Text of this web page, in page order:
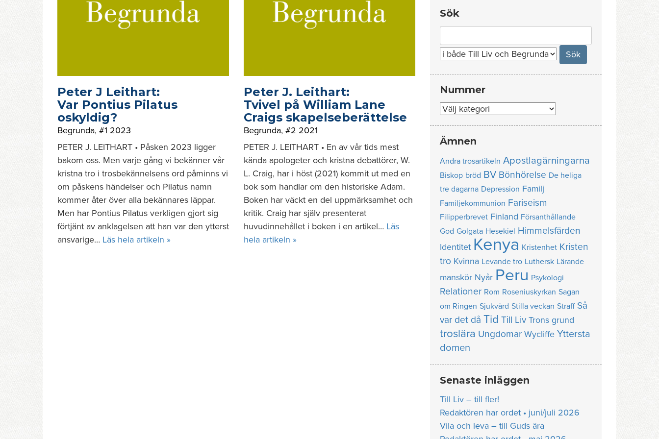
Peter J Leithart:
Var Pontius Pilatus
oskyldig?
Begrunda, #1 2023
PETER J. LEITHART • Påsken 2023 ligger
bakom oss. Men varje gång vi bekänner vår
kristna tro i trosbekännelsens ord påminns vi
om påskens händelser och Pilatus namn
kommer åter över alla bekännares läppar.
Men har Pontius Pilatus verkligen gjort sig
förtjänt av anklagelsen att han var den ytterst
ansvarige… Läs hela artikeln »
Peter J. Leithart:
Tvivel på William Lane
Craigs skapelseberättelse
Begrunda, #2 2021
PETER J. LEITHART • En av vår tids mest
kända apologeter och kristna debattörer, W.
L. Craig, har i höst (2021) kommit ut med en
bok som handlar om den historiske Adam.
Boken har väckt en del uppmärksamhet och
kritik. Craig har själv presenterat
huvudinnehållet i boken i en artikel… Läs
hela artikeln »
Sök
for:
Nummer
Nummer
Ämnen
Andra trosartikeln Apostlagärningarna
Biskop bröd BV Bönhörelse De heliga
tre dagarna Depression Familj
Familjekommunion Fariseism
Filipperbrevet Finland Försanthållande
God Golgata Hesekiel Himmelsfärden
Identitet Kenya Kristenhet Kristen
tro Kvinna Levande tro Luthersk Lärande
manskör Nyår Peru Psykologi
Relationer Rom Roseniuskyrkan Sagan
om Ringen Sjukvård Stilla veckan Straff Så
var det då Tid Till Liv Trons grund
troslära Ungdomar Wycliffe Yttersta
domen
Senaste inläggen
Till Liv – till fler!
Redaktören har ordet • juni/juli 2026
Vila och leva – till Guds ära